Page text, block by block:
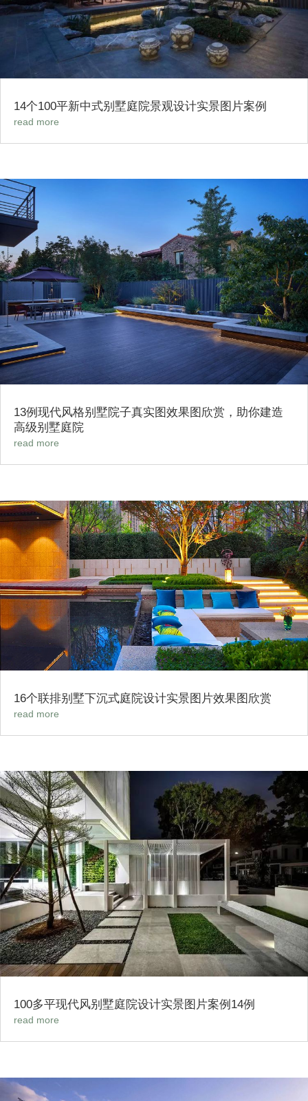
14个100平新中式别墅庭院景观设计实景图片案例
read more
13例现代风格别墅院子真实图效果图欣赏，助你建造
高级别墅庭院
read more
16个联排别墅下沉式庭院设计实景图片效果图欣赏
read more
100多平现代风别墅庭院设计实景图片案例14例
read more